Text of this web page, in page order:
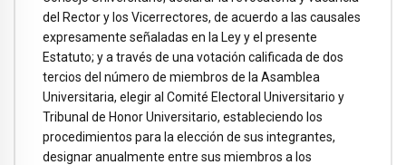
del Rector y los Vicerrectores, de acuerdo a las causales
expresamente señaladas en la Ley y el presente
Estatuto; y a través de una votación calificada de dos
tercios del número de miembros de la Asamblea
Universitaria, elegir al Comité Electoral Universitario y
Tribunal de Honor Universitario, estableciendo los
procedimientos para la elección de sus integrantes,
designar anualmente entre sus miembros a los